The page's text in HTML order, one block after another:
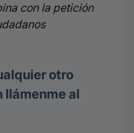
con la petición
otro
llámenme al